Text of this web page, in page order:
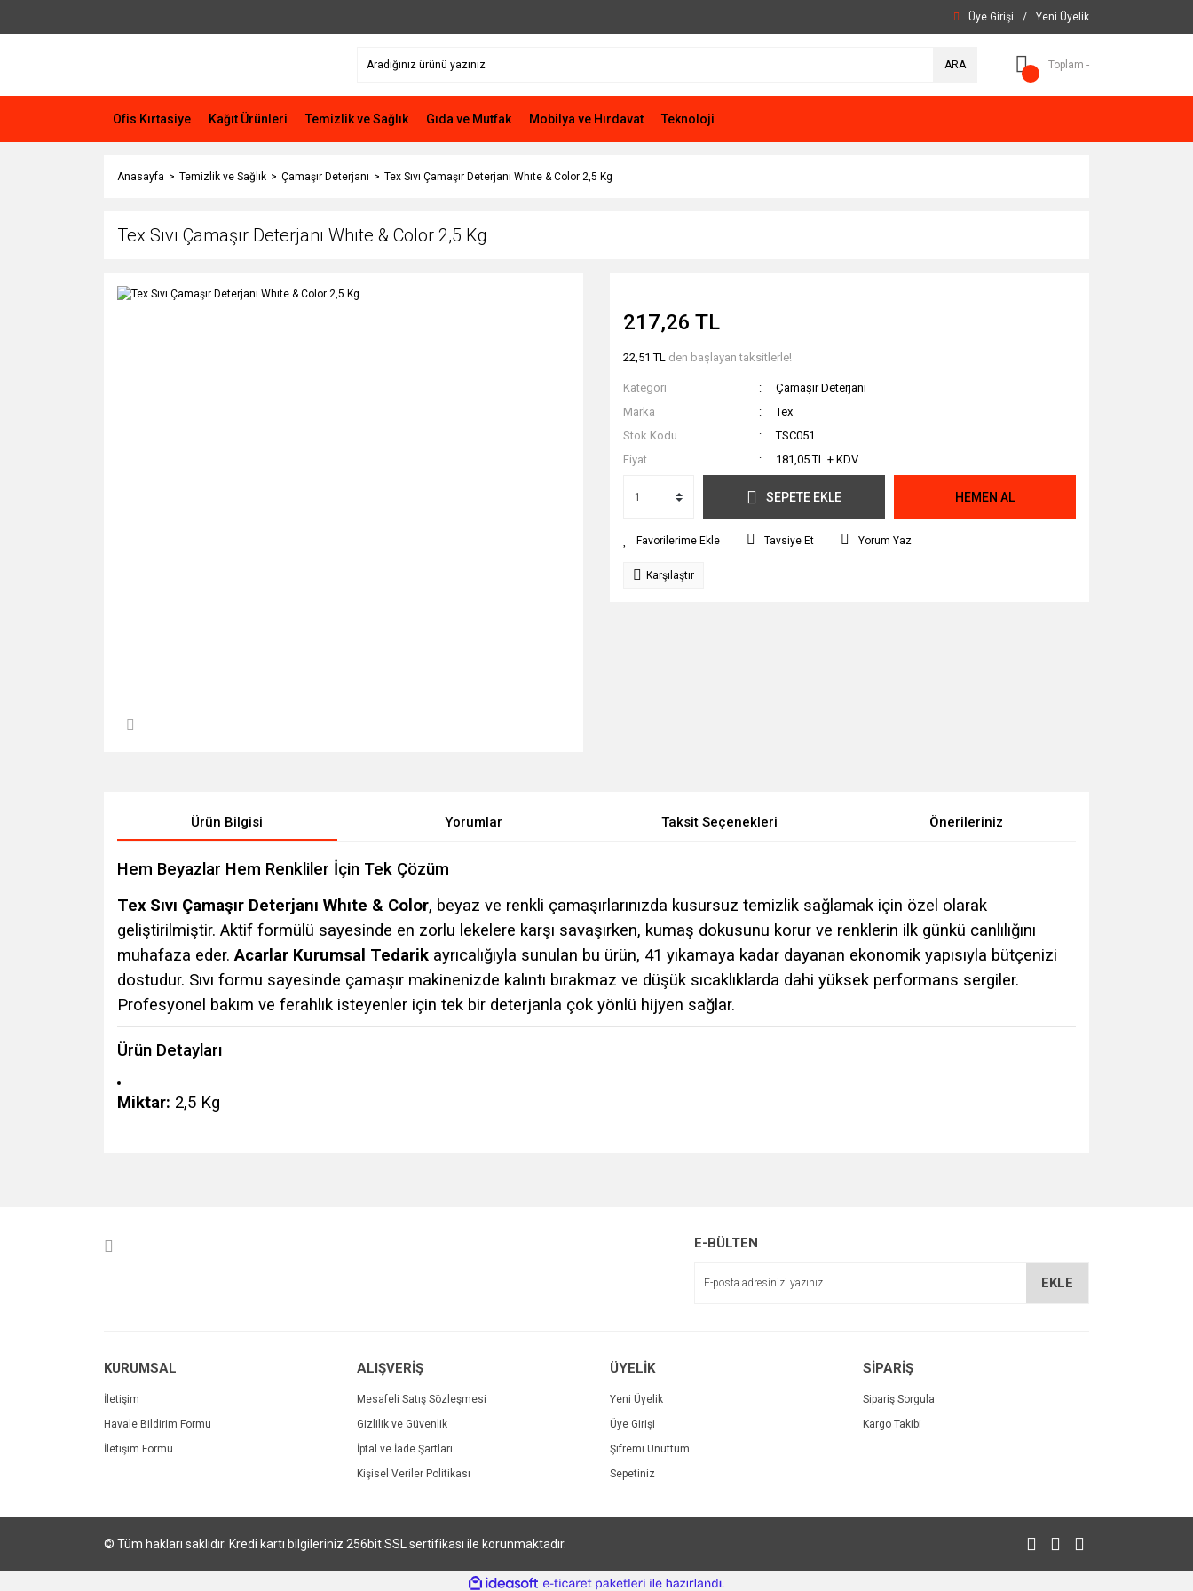
Üye Girişi / Yeni Üyelik
ARA Toplam -
Ofis Kırtasiye Kağıt Ürünleri Temizlik ve Sağlık Gıda ve Mutfak Mobilya ve Hırdavat Teknoloji
Anasayfa Temizlik ve Sağlık Çamaşır Deterjanı Tex Sıvı Çamaşır Deterjanı Whıte & Color 2,5 Kg
Tex Sıvı Çamaşır Deterjanı Whıte & Color 2,5 Kg
217,26 TL
22,51 TL den başlayan taksitlerle!
Kategori
Çamaşır Deterjanı
Marka
Tex
Stok Kodu
TSC051
Fiyat
181,05 TL + KDV
SEPETE EKLE HEMEN AL
Tavsiye Et Yorum Yaz
Karşılaştır
Ürün Bilgisi Yorumlar Taksit Seçenekleri Önerileriniz
Hem Beyazlar Hem Renkliler İçin Tek Çözüm
Tex Sıvı Çamaşır Deterjanı Whıte & Color, beyaz ve renkli çamaşırlarınızda kusursuz temizlik sağlamak için özel olarak
geliştirilmiştir. Aktif formülü sayesinde en zorlu lekelere karşı savaşırken, kumaş dokusunu korur ve renklerin ilk günkü canlılığını
muhafaza eder.Acarlar Kurumsal Tedarik ayrıcalığıyla sunulan bu ürün, 41 yıkamaya kadar dayanan ekonomik yapısıyla bütçenizi
dostudur. Sıvı formu sayesinde çamaşır makinenizde kalıntı bırakmaz ve düşük sıcaklıklarda dahi yüksek performans sergiler.
Profesyonel bakım ve ferahlık isteyenler için tek bir deterjanla çok yönlü hijyen sağlar.
Ürün Detayları
Miktar: 2,5 Kg
E-BÜLTEN
EKLE
KURUMSAL
İletişim
Havale Bildirim Formu
İletişim Formu
ALIŞVERİŞ
Mesafeli Satış Sözleşmesi
Gizlilik ve Güvenlik
İptal ve İade Şartları
Kişisel Veriler Politikası
ÜYELİK
Yeni Üyelik
Üye Girişi
Şifremi Unuttum
Sepetiniz
SİPARİŞ
Sipariş Sorgula
Kargo Takibi
© Tüm hakları saklıdır. Kredi kartı bilgileriniz 256bit SSL sertifikası ile korunmaktadır.
ideasoft e-